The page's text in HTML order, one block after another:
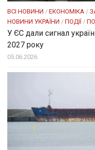
ВСІ НОВИНИ / ЕКОНОМІКА /
НОВИНИ УКРАЇНИ / ПОДІЇ /
У ЄС дали сигнал
2027 року
05.06.2026